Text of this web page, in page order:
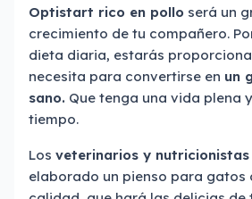
Optistart rico en pollo será un
crecimiento de tu compañero.
dieta diaria, estarás
necesita para convertirse en un
sano. Que tenga una vida plena
tiempo.
Los veterinarios y nutricionistas
elaborado un pienso para gatos